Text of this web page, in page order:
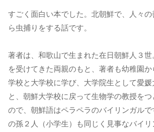
すごく面白い本でした。北朝鮮で、人々
ら虫捕りをする話です。
著者は、和歌山で生まれた在日朝鮮人３
を受けてきた両親のもと、著者も幼稚園
学校と大学校に学び、大学院生として愛
と、朝鮮大学校に戻って生物学の教授を
ので、朝鮮語はペラペラのバイリンガル
の孫２人（小学生）も同じく見事なバイ